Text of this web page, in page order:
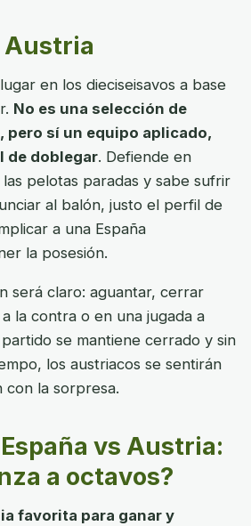
Austria
en los dieciseisavos a base
No es una selección de
pero sí un equipo aplicado,
de doblegar. Defiende en
pelotas paradas y sabe sufrir
al balón, justo el perfil de
a una España
la posesión.
será claro: aguantar, cerrar
la contra o en una jugada a
se mantiene cerrado y sin
los austriacos se sentirán
con la sorpresa.
vs Austria:
a octavos?
favorita para ganar y